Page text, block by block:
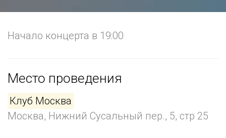
Начало концерта в 19:00
Место проведения
Клуб Москва
Москва, Нижний Сусальный пер., 5, стр 25